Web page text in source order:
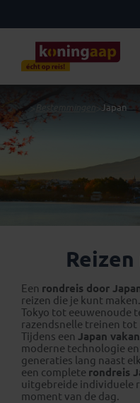
...> Bestemmingen Japan
Een rondreis door
reizen die je kunt
Tokyo tot eeuwenoude
razendsnelle treinen
Tijdens een Japan
moderne technologie
generaties lang naast
een complete rondreis
uitgebreide individuele
moment van de dag.